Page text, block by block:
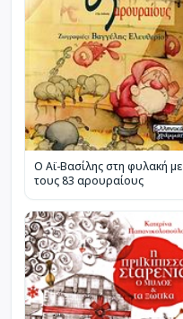
Ο Αϊ-Βασίλης στη φυλακή με
τους 83 αρουραίους